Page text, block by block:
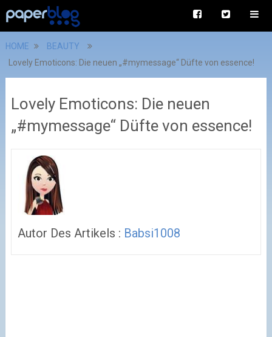
HOME
BEAUTY
Lovely Emoticons: Die neuen „#mymessage“ Düfte von essence!
Lovely Emoticons: Die neuen
„#mymessage“ Düfte von essence!
Autor Des Artikels : Babsi1008